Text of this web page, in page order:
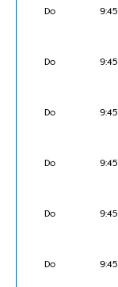
Do 9:45
Do 9:45
Do 9:45
Do 9:45
Do 9:45
Do 9:45